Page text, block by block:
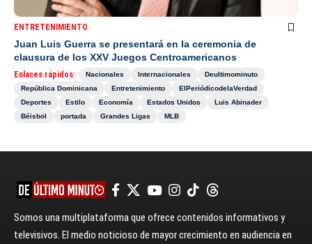
ENTRETENIMIENTO
Juan Luis Guerra se presentará en la ceremonia de
clausura de los XXV Juegos Centroamericanos
Enlaces rápidos: Nacionales Internacionales
Deultimominuto
República Dominicana
Entretenimiento
ElPeriódicodelaVerdad
Deportes
Estilo Economía Estados Unidos
Luis Abinader
Béisbol
portada Grandes Ligas MLB
Somos una multiplataforma que ofrece contenidos informativos y
televisivos. El medio noticioso de mayor crecimiento en audiencia en